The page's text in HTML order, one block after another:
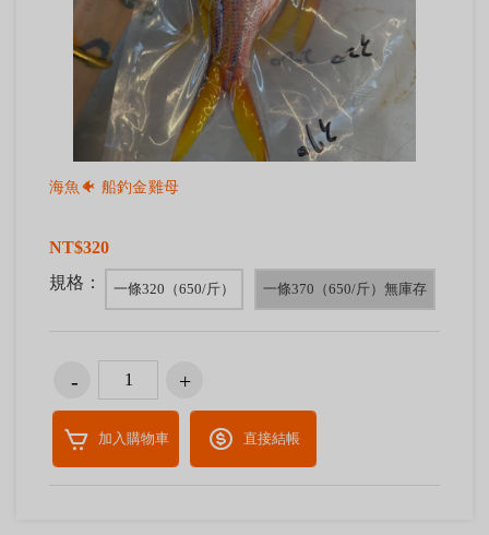
海魚🐠 船釣金雞母
NT$320
規格：
一條320（650/斤） 一條370（650/斤）無庫存
加入購物車 直接結帳